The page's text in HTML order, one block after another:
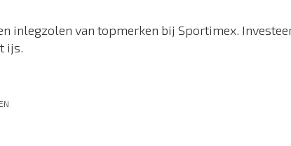
inlegzolen van topmerken bij Sportimex.
ijs.